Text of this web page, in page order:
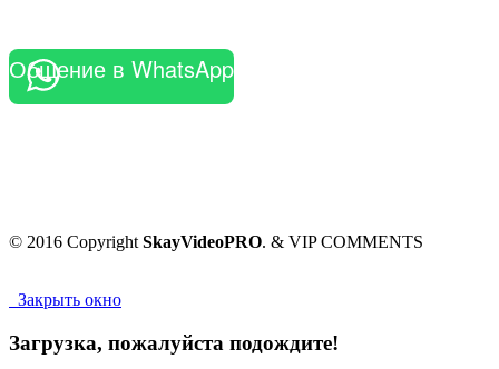
Общение в WhatsApp
© 2016 Copyright SkayVideoPRO. & VIP COMMENTS
Закрыть окно
Загрузка, пожалуйста подождите!